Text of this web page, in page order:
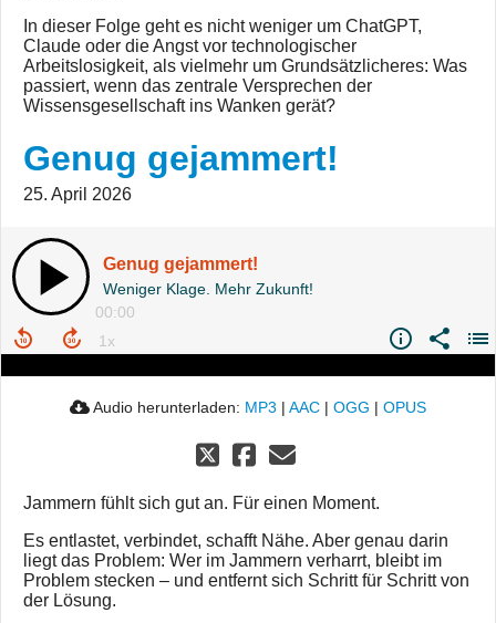
In dieser Folge geht es nicht weniger um ChatGPT,
Claude oder die Angst vor technologischer
Arbeitslosigkeit, als vielmehr um Grundsätzlicheres: Was
passiert, wenn das zentrale Versprechen der
Wissensgesellschaft ins Wanken gerät?
Genug gejammert!
25. April 2026
Genug gejammert!
Weniger Klage. Mehr Zukunft!
00:00
Audio herunterladen: MP3 | AAC | OGG | OPUS
Jammern fühlt sich gut an. Für einen Moment.
Es entlastet, verbindet, schafft Nähe. Aber genau darin
liegt das Problem: Wer im Jammern verharrt, bleibt im
Problem stecken – und entfernt sich Schritt für Schritt von
der Lösung.